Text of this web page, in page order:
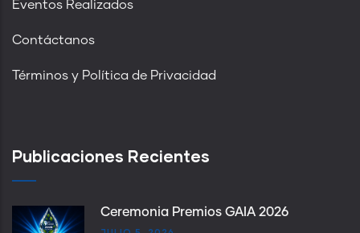
Eventos Realizados
Contáctanos
Términos y Política de Privacidad
Publicaciones Recientes
Ceremonia Premios GAIA 2026